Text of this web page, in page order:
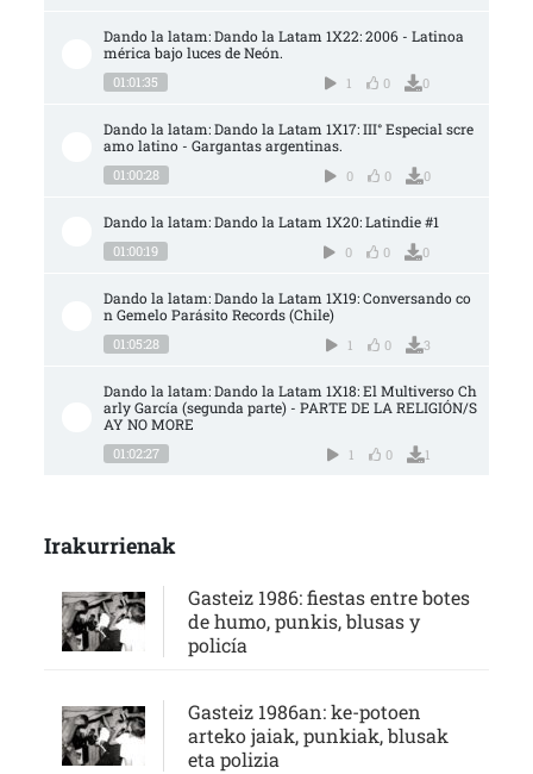
Dando la latam: Dando la Latam 1X22: 2006 - Latinoa
mérica bajo luces de Neón.
01:01:35 1 0 0
Dando la latam: Dando la Latam 1X17: III° Especial scre
amo latino - Gargantas argentinas.
01:00:28 0 0 0
Dando la latam: Dando la Latam 1X20: Latindie #1
01:00:19 0 0 0
Dando la latam: Dando la Latam 1X19: Conversando co
n Gemelo Parásito Records (Chile)
01:05:28 1 0 3
Dando la latam: Dando la Latam 1X18: El Multiverso Ch
arly García (segunda parte) - PARTE DE LA RELIGIÓN/S
AY NO MORE
01:02:27 1 0 1
Irakurrienak
Gasteiz 1986: fiestas entre botes
de humo, punkis, blusas y
policía
Gasteiz 1986an: ke-potoen
arteko jaiak, punkiak, blusak
eta polizia